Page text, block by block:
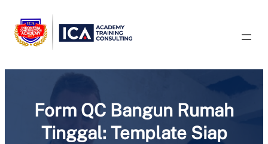
content
Form QC Bangun Rumah
Tinggal: Template Siap